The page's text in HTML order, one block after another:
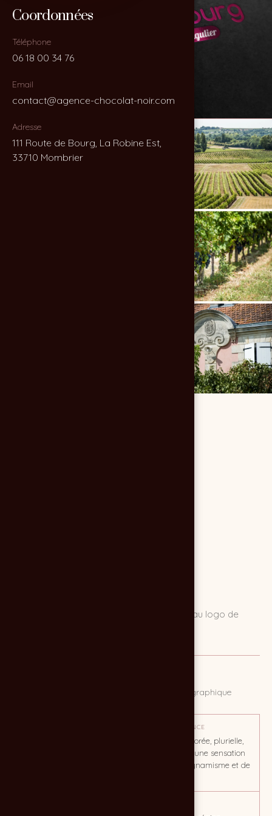
Coordonnées
Téléphone
06 18 00 34 76
Email
contact@agence-chocolat-noir.com
Adresse
111 Route de Bourg, La Robine Est,
33710 Mombrier
Coordonnées
Téléphone
06 18 00 34 76
Email
contact@agence-chocolat-noir.com
Adresse
111 Route de Bourg, La Robine Est,
33710 Mombrier
Notes et recommandations pour le nouveau logo de
Propositions graphiques de logo et de charte graphique
TON / AMBIANCE
Ambiance colorée, plurielle,
chaude pour une sensation
globale de dynamisme et de